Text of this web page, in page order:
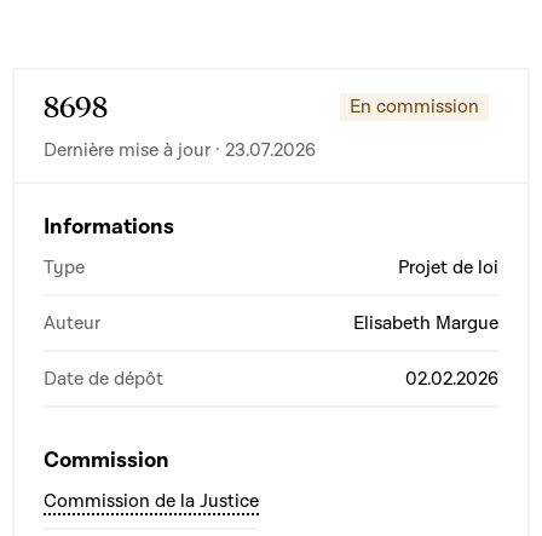
8698
En commission
Dernière mise à jour · 23.07.2026
Informations
Type Projet de loi
Auteur Elisabeth Margue
Date de dépôt 02.02.2026
Commission
Commission de la Justice